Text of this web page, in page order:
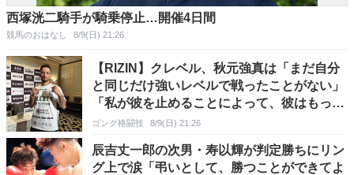
西塚洸二騎手が騎乗停止…開催4日間
競馬のおはなし 8/9(日) 21:26
【RIZIN】クレベル、秋元強真は「まだ自分
と同じだけ強いレベルで戦ったことがない」
「私が彼を止めることによって、彼はもっと
頑張れるかもしれない」
ゴング格闘技 8/9(日) 21:26
辰吉丈一郎の次男・寿以輝が判定勝ちにリン
グ上で涙「弔いとして、勝つことができてよ